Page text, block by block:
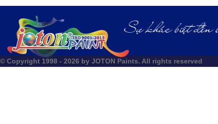
© Copyright 1998 - 2026 by JOTON Paints. All rights reserved